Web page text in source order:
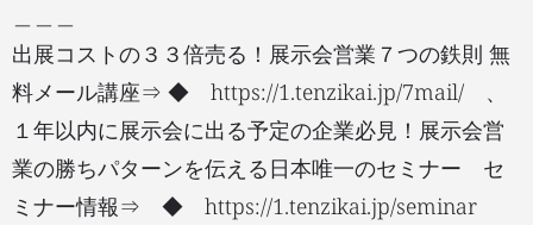
出展コストの３３倍売る！展示会営業７つの鉄則 無
料メール講座⇒ ◆ https://1.tenzikai.jp/7mail/ 、
１年以内に展示会に出る予定の企業必見！展示会営
業の勝ちパターンを伝える日本唯一のセミナー セ
ミナー情報⇒ ◆ https://1.tenzikai.jp/seminar